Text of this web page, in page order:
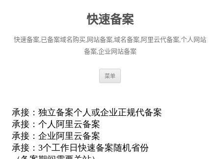
快速备案
快速备案,已备案域名购买,网站备案,域名备案,阿里云代备案,个人网站
备案,企业网站备案
菜单